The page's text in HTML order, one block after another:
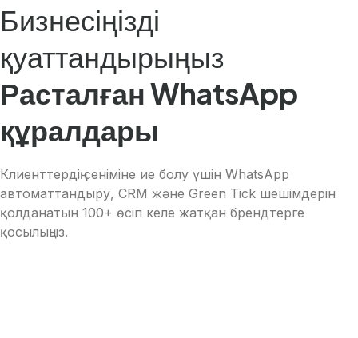
Бизнесіңізді
қуаттандырыңыз
Расталған WhatsApp
құралдары
Клиенттердің сеніміне ие болу үшін WhatsApp
автоматтандыру, CRM және Green Tick шешімдерін
қолданатын 100+ өсіп келе жатқан брендтерге
қосылыңыз.